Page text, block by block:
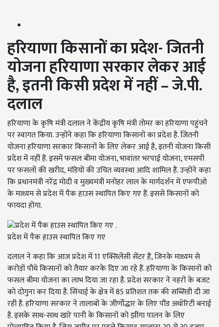
हरियाणाकिसानोंकाप्रदेश-जितनी
योजनाहरियाणासरकारलेकरआई
है,इतनीकिसीप्रदेशमेंनहीं–जे.पी.
दलाल
हरियाणा के कृषि मंत्री दलाल ने केंद्रीय कृषि मंत्री तोमर का हरियाणा पहुंचने
पर स्वागत किया. उन्होंने कहा कि हरियाणा किसानों का प्रदेश है. जितनी
योजना हरियाणा सरकार किसानों के लिए लेकर आई है,इतनी योजना किसी
प्रदेश में नहीं हैं. इसमें फसल बीमा योजना,भावांतर भरपाई योजना,एमसपी
पर फसलों की खरीद,मंडियों की उचित व्यवस्था आदि शामिल हैं. उन्होंने कहा
कि प्रधानमंत्री नरेंद्र मोदी व मुख्यमंत्री मनोहर लाल के मार्गदर्शन में एफपीओ
के माध्यम से प्रदेश में पैक हाउस स्थापित किए गए हैं. इससे किसानों को
फायदा होगा.
प्रदेश में पैक हाउस स्थापित किए गए
दलाल ने कहा कि आज प्रदेश में11एक्सिलेंसी सेंटर हैं,जिनके माध्यम से
करोड़ों पौधे किसानों को तैयार करके दिए जा रहे हैं. हरियाणा के किसानों को
फसल बीमा योजना का लाभ दिया जा रहा है. प्रदेश सरकार ने नहरों के बजट
को दोगुना कर दिया है. सिंचाई के क्षेत्र में85प्रतिशत तक की सब्सिडी दी जा
रही है. हरियाणा सरकार ने तालाबों के जीर्णोद्धार के लिए पौंड अथॉरिटी बनाई
है. इसके साथ-साथ खारे पानी के किसानों को झींगा पालन के लिए